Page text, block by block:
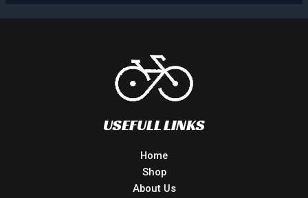
USEFULL LINKS
Home
Shop
About Us